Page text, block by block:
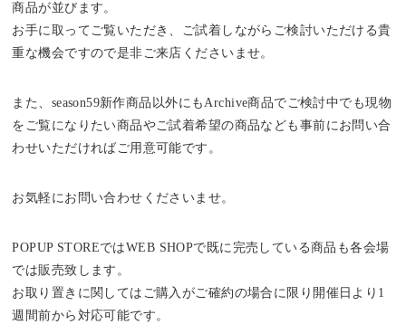
商品が並びます。
お手に取ってご覧いただき、ご試着しながらご検討いただける貴
重な機会ですので是非ご来店くださいませ。
また、season59新作商品以外にもArchive商品でご検討中でも現物
をご覧になりたい商品やご試着希望の商品なども事前にお問い合
わせいただければご用意可能です。
お気軽にお問い合わせくださいませ。
POPUP STOREではWEB SHOPで既に完売している商品も各会場
では販売致します。
お取り置きに関してはご購入がご確約の場合に限り開催日より1
週間前から対応可能です。